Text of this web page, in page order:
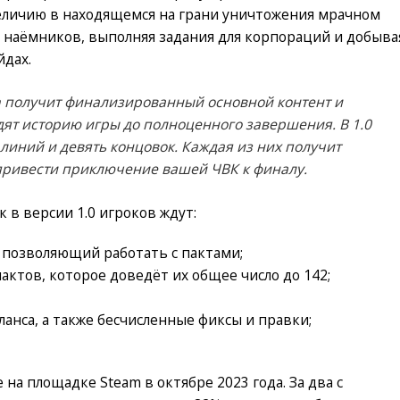
в находящемся на грани уничтожения мрачном
наёмников, выполняя задания для корпораций и
финализированный основной контент и
историю игры до полноценного завершения. В 1.0
и девять концовок. Каждая из них получит
приключение вашей ЧВК к финалу.
версии 1.0 игроков ждут:
работать с пактами;
которое доведёт их общее число до 142;
а также бесчисленные фиксы и правки;
площадке Steam в октябре 2023 года. За два с